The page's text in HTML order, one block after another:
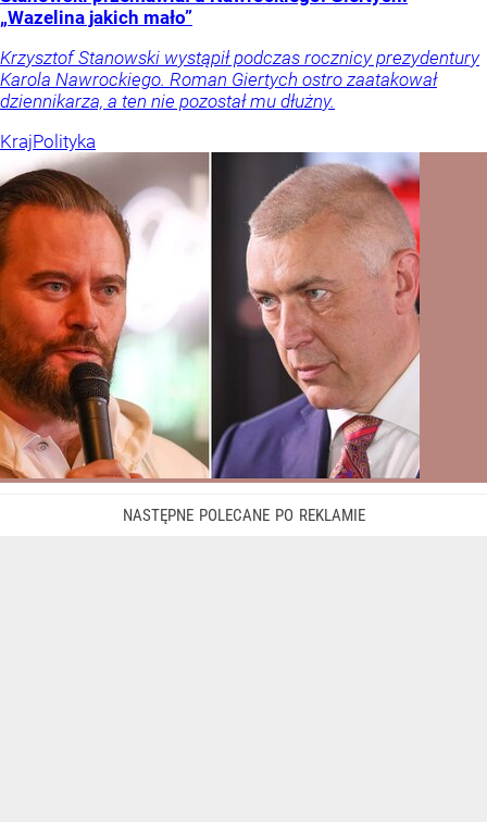
„Wazelina jakich mało”
Krzysztof Stanowski wystąpił podczas rocznicy prezydentury
Karola Nawrockiego. Roman Giertych ostro zaatakował
dziennikarza, a ten nie pozostał mu dłużny.
KrajPolityka